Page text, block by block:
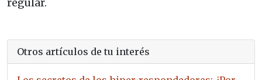
regular.
Otros artículos de tu interés